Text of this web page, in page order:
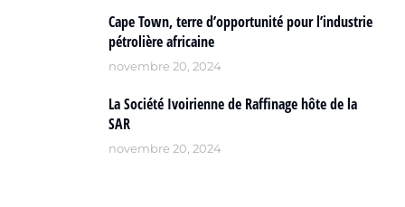
Cape Town, terre d’opportunité pour l’industrie
pétrolière africaine
novembre 20, 2024
La Société Ivoirienne de Raffinage hôte de la
SAR
novembre 20, 2024